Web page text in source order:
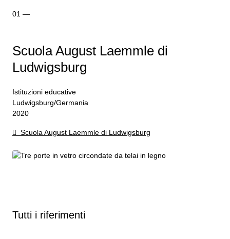
Scuola August Laemmle di
Ludwigsburg
Istituzioni educative
Ludwigsburg/Germania
2020
Scuola August Laemmle di Ludwigsburg
Tutti i riferimenti